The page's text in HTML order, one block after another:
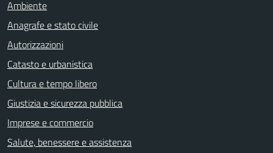
Ambiente
Anagrafe e stato civile
Autorizzazioni
Catasto e urbanistica
Cultura e tempo libero
Giustizia e sicurezza pubblica
Imprese e commercio
Salute, benessere e assistenza